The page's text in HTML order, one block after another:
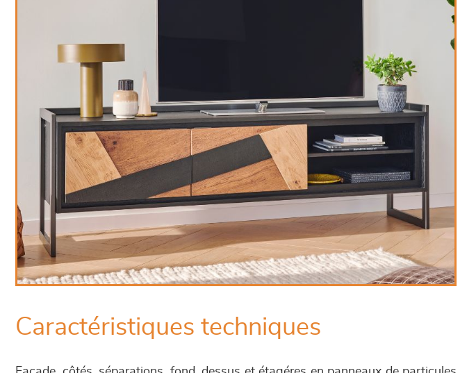
Caractéristiques techniques